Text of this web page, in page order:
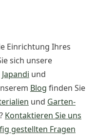
Einrichtung Ihres
sich unsere
Japandi und
Blog finden Sie
und Garten-
Kontaktieren Sie uns
gestellten Fragen